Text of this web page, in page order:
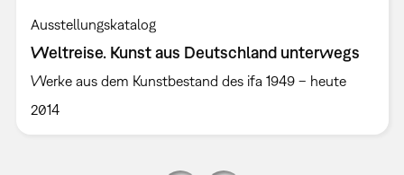
Ausstellungskatalog
Weltreise. Kunst aus Deutschland unterwegs
Werke aus dem Kunstbestand des ifa 1949 – heute
2014